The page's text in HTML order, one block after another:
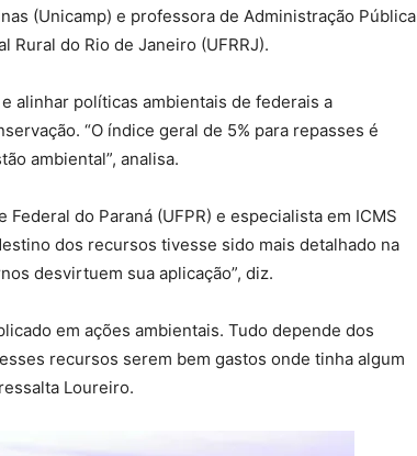
(Unicamp) e professora de Administração Pública
Rural do Rio de Janeiro (UFRRJ).
alinhar políticas ambientais de federais a
“O índice geral de 5% para repasses é
ambiental”, analisa.
do Paraná (UFPR) e especialista em ICMS
dos recursos tivesse sido mais detalhado na
desvirtuem sua aplicação”, diz.
em ações ambientais. Tudo depende dos
recursos serem bem gastos onde tinha algum
Loureiro.